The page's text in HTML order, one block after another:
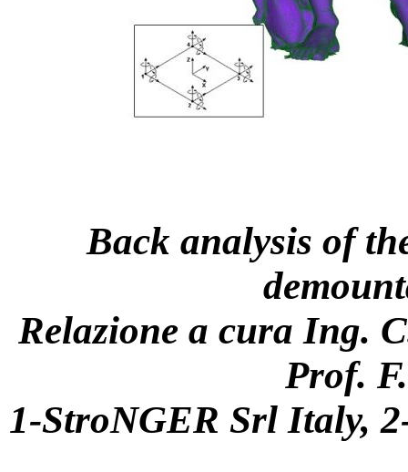
Back analysis of
Relazione a cura Ing.
Prof.
1-StroNGER Srl Italy,